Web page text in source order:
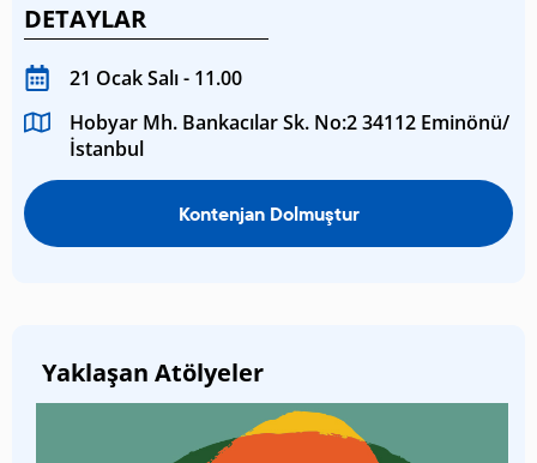
DETAYLAR
21 Ocak Salı - 11.00
Hobyar Mh. Bankacılar Sk. No:2 34112 Eminönü/
İstanbul
Kontenjan Dolmuştur
Yaklaşan Atölyeler